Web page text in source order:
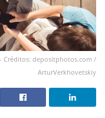
Créditos: depositphotos.com /
ArturVerkhovetskiy